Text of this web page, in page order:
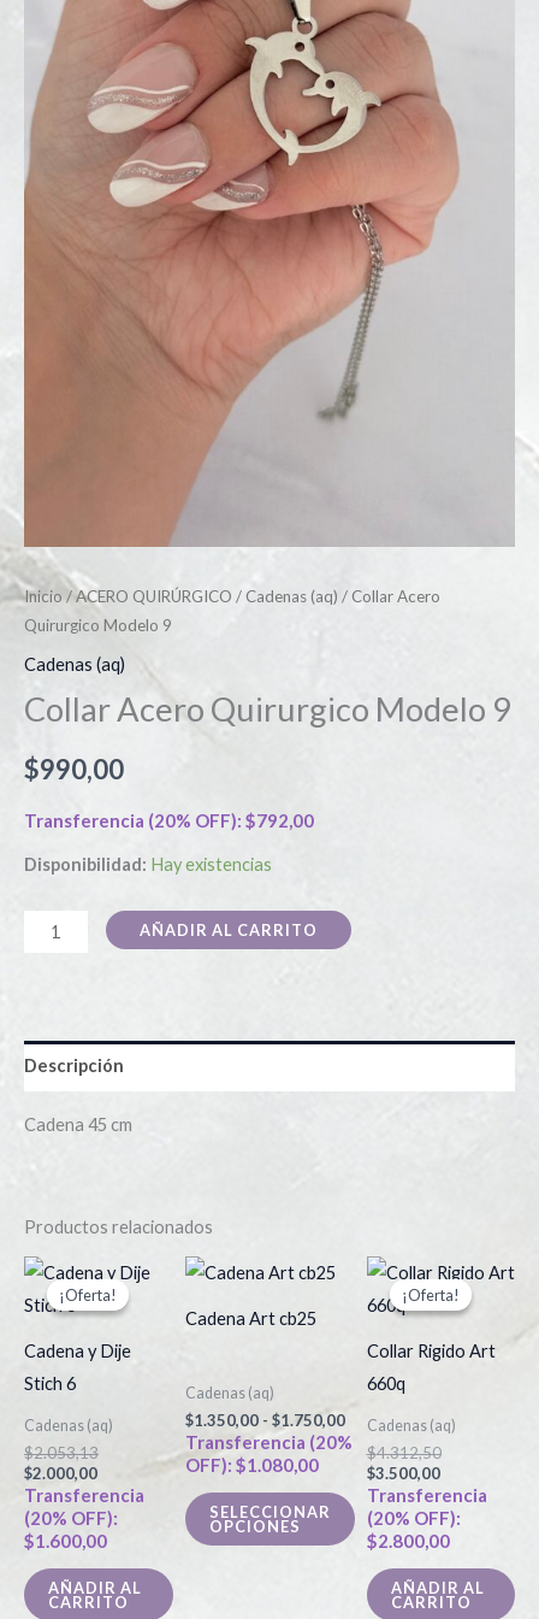
Inicio /ACERO QUIRÚRGICO /Cadenas (aq) / Collar Acero
Quirurgico Modelo 9
Cadenas (aq)
Collar Acero Quirurgico Modelo 9
$990,00
Transferencia (20% OFF): $792,00
Disponibilidad: Hay existencias
AÑADIR AL CARRITO
Descripción
Cadena 45 cm
Productos relacionados
¡Oferta!
¡Oferta!
Cadena y Dije
Stich 6
Cadenas (aq)
$2.053,13
precio
original
$2.053,13.
$2.000,00
precio
actual
$2.000,00.
Transferencia
(20% OFF):
$1.600,00
AÑADIR AL
CARRITO
Cadena Art cb25
Cadenas (aq)
$1.350,00 - $1.750,00
Rango
precios:
$1.350,00
$1.750,00
Transferencia (20%
OFF): $1.080,00
SELECCIONAR
OPCIONES
Este
producto
Las
opciones
pueden
elegir
en
¡Oferta!
¡Oferta!
Collar Rigido Art
660q
Cadenas (aq)
$4.312,50
El
precio
original
$4.312,50.
$3.500,00
El
precio
actual
$3.500,00.
Transferencia
(20% OFF):
$2.800,00
AÑADIR AL
CARRITO